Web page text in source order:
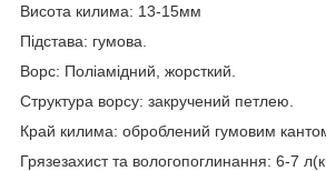
Висота килима: 13-15мм
Підстава: гумова.
Ворс: Поліамідний, жорсткий.
Структура ворсу: закручений петлею.
Край килима: оброблений гумовим
Грязезахист та вологопоглинання: 6-7